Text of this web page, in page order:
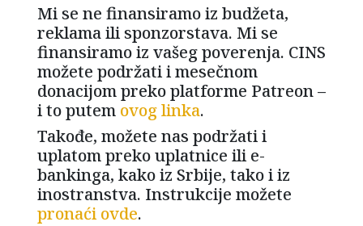
Mi se ne finansiramo iz budžeta,
reklama ili sponzorstava. Mi se
finansiramo iz vašeg poverenja. CINS
možete podržati i mesečnom
donacijom preko platforme Patreon –
i to putem ovog linka.
Takođe, možete nas podržati i
uplatom preko uplatnice ili e-
bankinga, kako iz Srbije, tako i iz
inostranstva. Instrukcije možete
pronaći ovde.